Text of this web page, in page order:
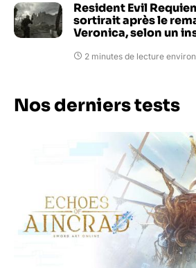
Resident Evil
sortirait après le
Veronica, selon un
2 minutes de lecture environ
Nos derniers tests